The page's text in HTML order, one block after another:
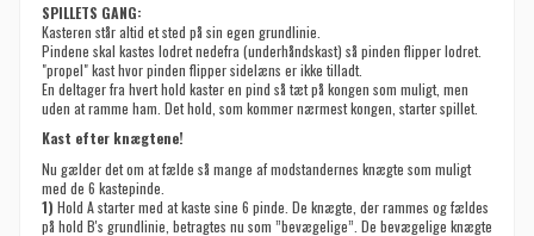
SPILLETS GANG:
Kasteren står altid et sted på sin egen grundlinie.
Pindene skal kastes lodret nedefra (underhåndskast) så pinden flipper lodret.
"propel" kast hvor pinden flipper sidelæns er ikke tilladt.
En deltager fra hvert hold kaster en pind så tæt på kongen som muligt, men
uden at ramme ham. Det hold, som kommer nærmest kongen, starter spillet.
Kast efter knægtene!
Nu gælder det om at fælde så mange af modstandernes knægte som muligt
med de 6 kastepinde.
1) Hold A starter med at kaste sine 6 pinde. De knægte, der rammes og fældes
på hold B's grundlinie , betragtes nu som ”bevægelige”. De bevægelige knægte